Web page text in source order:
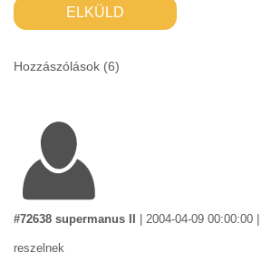
ELKÜLD
Hozzászólások (6)
#72638 supermanus II 2004-04-09 00:00:00
reszelnek